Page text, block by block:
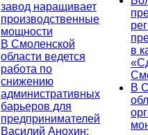
завод наращивает
производственные
мощности
В Смоленской
области ведется
работа по
снижению
административных
барьеров для
предпринимателей
Василий Анохин:
в
В